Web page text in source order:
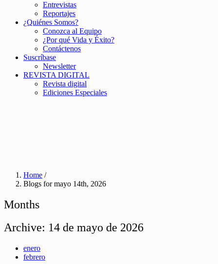
Entrevistas
Reportajes
¿Quiénes Somos?
Conozca al Equipo
¿Por qué Vida y Éxito?
Contáctenos
Suscríbase
Newsletter
REVISTA DIGITAL
Revista digital
Ediciones Especiales
Home /
Blogs for mayo 14th, 2026
Months
Archive: 14 de mayo de 2026
enero
febrero